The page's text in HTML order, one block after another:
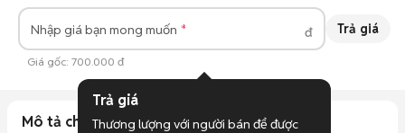
Nhập giá bạn mong muốn đ Trả giá
Giá gốc: 700.000 đ
Mô tả chi tiết
Trả giá
Thương lượng với người bán để được